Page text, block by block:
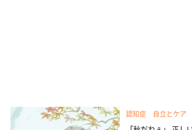
認知症 自立とケア